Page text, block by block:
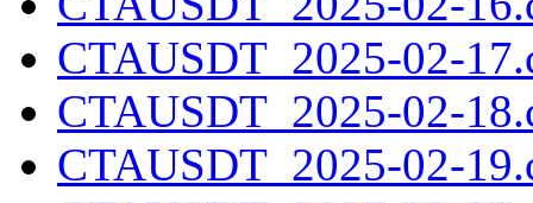
CTAUSDT_2025-02-
CTAUSDT_2025-02-
CTAUSDT_2025-02-